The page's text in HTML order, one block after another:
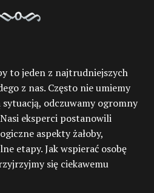
to jeden z najtrudniejszych
z nas. Często nie umiemy
sytuacją, odczuwamy ogromny
eksperci postanowili
aspekty żałoby,
etapy. Jak wspierać osobę
się ciekawemu